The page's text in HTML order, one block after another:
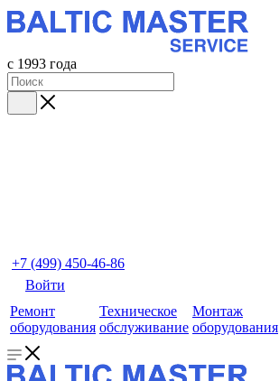
с 1993 года
+7 (499) 450-46-86
Войти
Ремонт
оборудования
Техническое
обслуживание
Монтаж
оборудования